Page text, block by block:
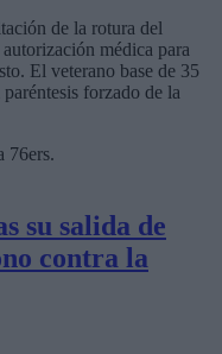
de la rotura del
médica para
El veterano base de 35
paréntesis forzado de la
su salida de
contra la